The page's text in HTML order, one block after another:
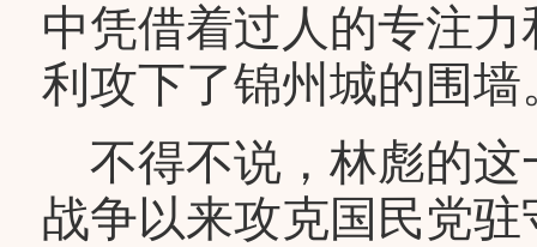
中凭借着过人的专注
利攻下了锦州城的围墙
不得不说，林彪的这
战争以来攻克国民党